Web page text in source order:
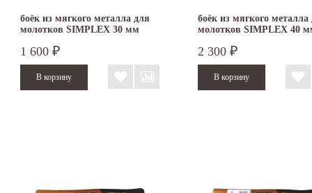
боёк из мягкого металла для
молотков SIMPLEX 30 мм
1 600 ₽
боёк из мягкого металла
молотков SIMPLEX 40
2 300 ₽